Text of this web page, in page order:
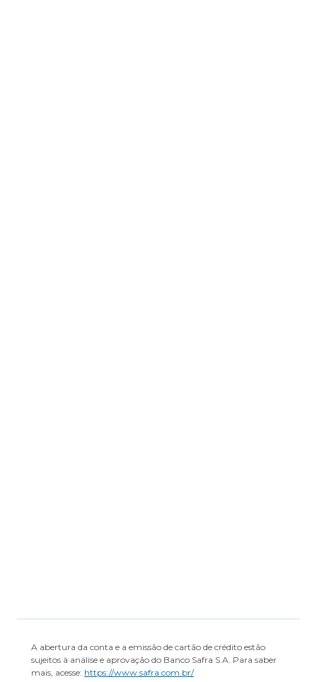
A abertura da conta e a emissão de cartão de crédito estão
sujeitos à análise e aprovação do Banco Safra S.A. Para saber
mais, acesse: https://www.safra.com.br/